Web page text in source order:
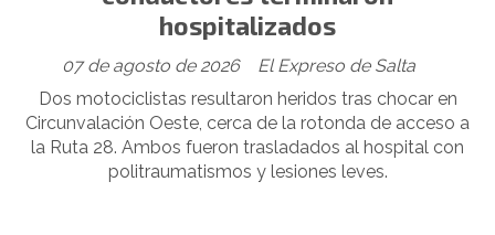
hospitalizados
El Expreso de Salta
07 de agosto de 2026
Dos motociclistas resultaron heridos tras chocar en
Circunvalación Oeste, cerca de la rotonda de acceso a
la Ruta 28. Ambos fueron trasladados al hospital con
politraumatismos y lesiones leves.